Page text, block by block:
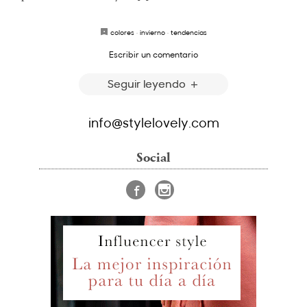
colores · invierno · tendencias
Escribir un comentario
Seguir leyendo
info@stylelovely.com
Social